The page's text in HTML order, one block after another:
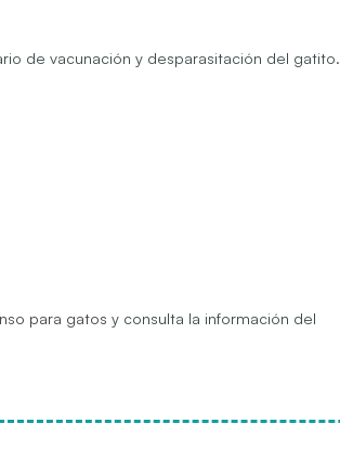
de vacunación y desparasitación del gatito.
para gatos y consulta la información del